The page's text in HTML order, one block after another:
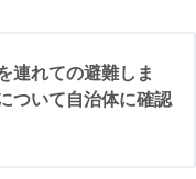
連れての避難しま
ついて自治体に確認